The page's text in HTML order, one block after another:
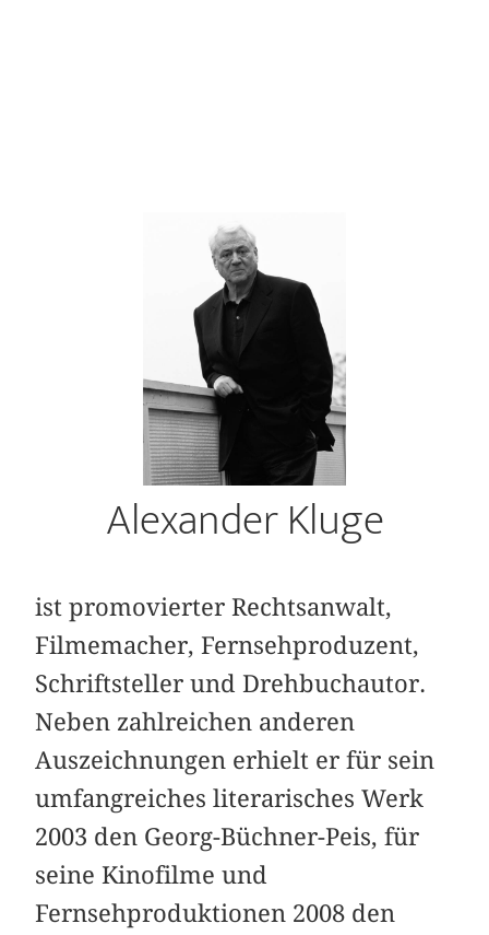
Alexander Kluge
ist promovierter Rechtsanwalt,
Filmemacher, Fernsehproduzent,
Schriftsteller und Drehbuchautor.
Neben zahlreichen anderen
Auszeichnungen erhielt er für sein
umfangreiches literarisches Werk
2003 den Georg-Büchner-Peis, für
seine Kinofilme und
Fernsehproduktionen 2008 den